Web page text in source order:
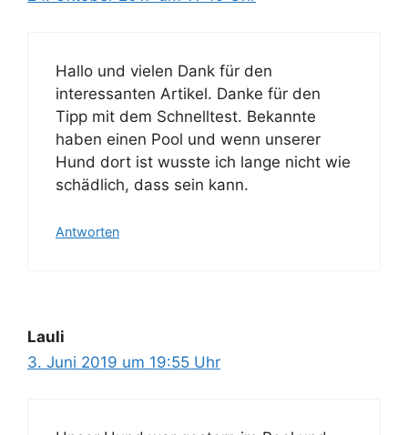
Hallo und vielen Dank für den
interessanten Artikel. Danke für den
Tipp mit dem Schnelltest. Bekannte
haben einen Pool und wenn unserer
Hund dort ist wusste ich lange nicht wie
schädlich, dass sein kann.
Antworten
Lauli
3. Juni 2019 um 19:55 Uhr